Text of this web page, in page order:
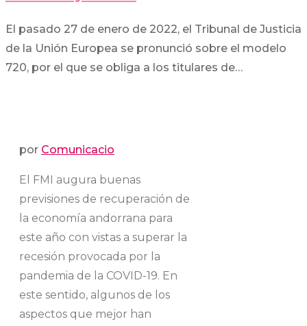
El pasado 27 de enero de 2022, el Tribunal de Justicia
de la Unión Europea se pronunció sobre el modelo
720, por el que se obliga a los titulares de…
por Comunicacio
El FMI augura buenas
previsiones de recuperación de
la economía andorrana para
este año con vistas a superar la
recesión provocada por la
pandemia de la COVID-19. En
este sentido, algunos de los
aspectos que mejor han